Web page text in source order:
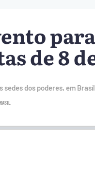
de 8
dos poderes, em